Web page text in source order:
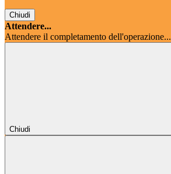
Chiudi
Attendere...
Attendere il completamento dell'operazione...
Chiudi